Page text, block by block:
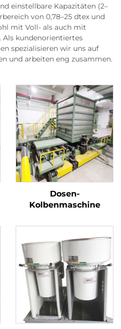
einstellbare Kapazitäten (2–
von 0,78–25 dtex und
mit Voll- als auch mit
Als kundenorientiertes
spezialisieren wir uns auf
und arbeiten eng zusammen.
Dosen-
Kolbenmaschine